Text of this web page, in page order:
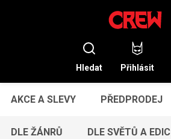
Hledat Přihlásit
AKCE A SLEVY PŘEDPRODEJ
DLE ŽÁNRŮ DLE SVĚTŮ A EDIC